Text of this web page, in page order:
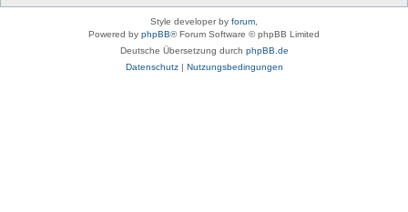
Style developer by forum
Powered by phpBB® Forum Software © phpBB Limited
Deutsche Übersetzung durch phpBB.de
Datenschutz| Nutzungsbedingungen